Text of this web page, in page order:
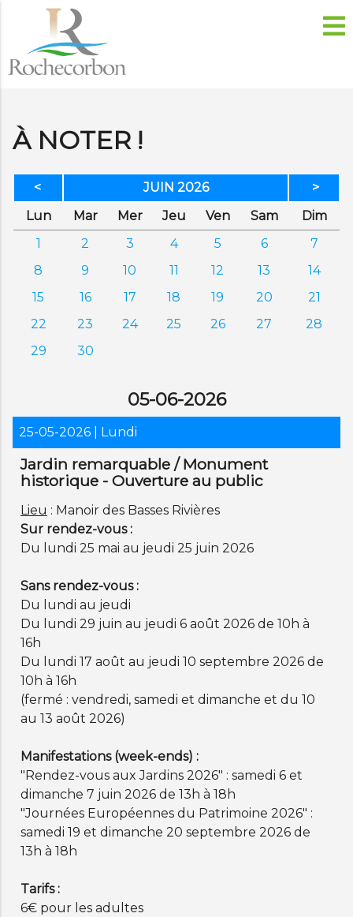
À NOTER !
< JUIN 2026
>
Lundi Mardi MercrediJeudi VendrediSamedi Dim
1
2 3 4 5 6
7
8
9 10 11 12 13
14
15
16 17 18 19 20
21
22
23 24 25 26 27
28
29
30
05-06-2026
25-05-2026 | Lundi
Jardin remarquable / Monument
historique - Ouverture au public
Lieu : Manoir des Basses Rivières
Sur rendez-vous :
Du lundi 25 mai au jeudi 25 juin 2026
Sans rendez-vous :
Du lundi au jeudi
Du lundi 29 juin au jeudi 6 août 2026 de 10h à
16h
Du lundi 17 août au jeudi 10 septembre 2026 de
10h à 16h
(fermé : vendredi, samedi et dimanche et du 10
au 13 août 2026)
Manifestations (week-ends) :
"Rendez-vous aux Jardins 2026" : samedi 6 et
dimanche 7 juin 2026 de 13h à 18h
"Journées Européennes du Patrimoine 2026" :
samedi 19 et dimanche 20 septembre 2026 de
13h à 18h
Tarifs :
6€ pour les adultes